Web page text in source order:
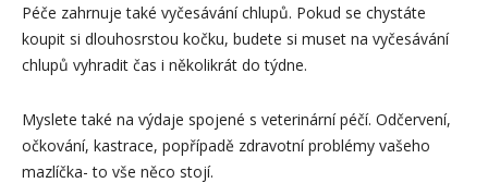
Péče zahrnuje také vyčesávání chlupů. Pokud se chystáte
koupit si dlouhosrstou kočku, budete si muset na vyčesávání
chlupů vyhradit čas i několikrát do týdne.
Myslete také na výdaje spojené s veterinární péčí. Odčervení,
očkování, kastrace, popřípadě zdravotní problémy vašeho
mazlíčka- to vše něco stojí.